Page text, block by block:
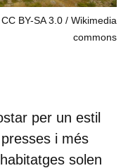
BY-SA 3.0
Wikimedia
commons
per un estil
i més
solen